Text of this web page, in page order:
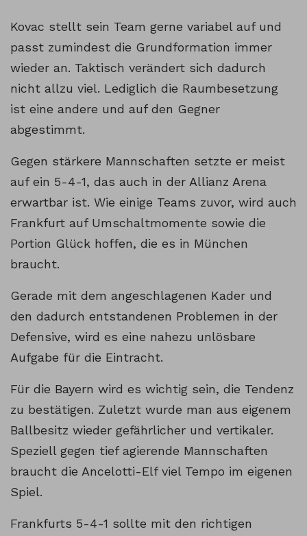
Kovac stellt sein Team gerne variabel auf und
passt zumindest die Grundformation immer
wieder an. Taktisch verändert sich dadurch
nicht allzu viel. Lediglich die Raumbesetzung
ist eine andere und auf den Gegner
abgestimmt.
Gegen stärkere Mannschaften setzte er meist
auf ein 5-4-1, das auch in der Allianz Arena
erwartbar ist. Wie einige Teams zuvor, wird auch
Frankfurt auf Umschaltmomente sowie die
Portion Glück hoffen, die es in München
braucht.
Gerade mit dem angeschlagenen Kader und
den dadurch entstandenen Problemen in der
Defensive, wird es eine nahezu unlösbare
Aufgabe für die Eintracht.
Für die Bayern wird es wichtig sein, die Tendenz
zu bestätigen. Zuletzt wurde man aus eigenem
Ballbesitz wieder gefährlicher und vertikaler.
Speziell gegen tief agierende Mannschaften
braucht die Ancelotti-Elf viel Tempo im eigenen
Spiel.
Frankfurts 5-4-1 sollte mit den richtigen